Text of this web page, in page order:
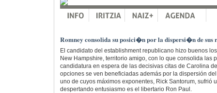
Romney consolida su posici�n por la dispersi�n de sus
El candidato del establishment republicano hizo buenos
New Hampshire, territorio amigo, con lo que consolida las
candidatura en espera de las decisivas citas de Carolina
opciones se ven beneficiadas además por la dispersión
uno de cuyos máximos exponentes, Rick Santorum, sufrió
despertando entusiasmo es el libertario Ron Paul.